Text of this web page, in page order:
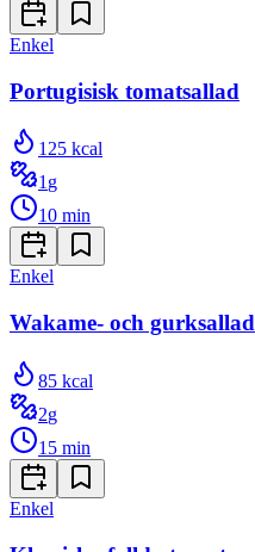
Enkel
Portugisisk tomatsallad
125 kcal
1g
10 min
Enkel
Wakame- och gurksallad
85 kcal
2g
15 min
Enkel